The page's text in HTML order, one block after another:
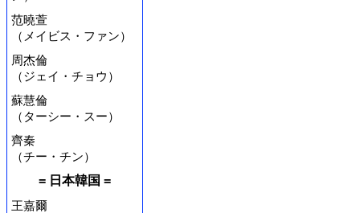
范曉萱
（メイビス・ファン）
周杰倫
（ジェイ・チョウ）
蘇慧倫
（ターシー・スー）
齊秦
（チー・チン）
= 日本韓国 =
王嘉爾